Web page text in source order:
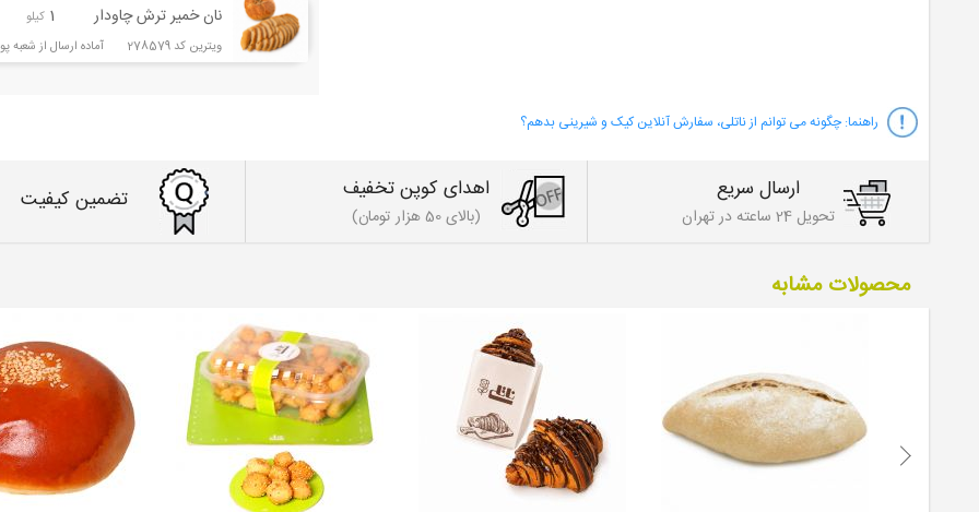
نان خمیر ترش چاودار 1 کیلو
ویترین کد 278579 آماده ارسال از شعبه پونک
راهنما:چگونه می توانم از ناتلی، سفارش آنلاین کیک و شیرینی بدهم؟
ارسال سریع
تحویل 24 ساعته در تهران
اهدای کوپن تخفیف
(بالای 50 هزار تومان)
تضمین کیفیت
محصولات مشابه